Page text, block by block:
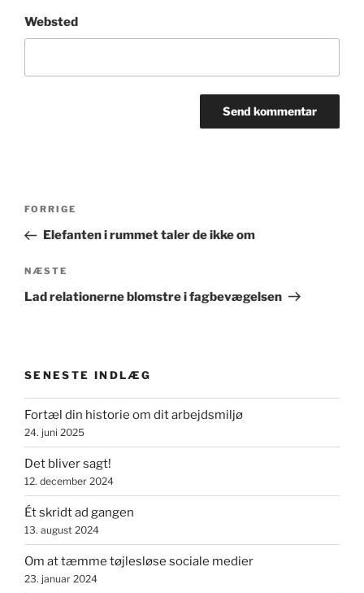
Websted
Indlægsnavigation
Forrige
indlæg
FORRIGE
Elefanten i rummet taler de ikke om
Næste
indlæg
NÆSTE
Lad relationerne blomstre i fagbevægelsen
SENESTE INDLÆG
Fortæl din historie om dit arbejdsmiljø
24. juni 2025
Det bliver sagt!
12. december 2024
Ét skridt ad gangen
13. august 2024
Om at tæmme tøjlesløse sociale medier
23. januar 2024